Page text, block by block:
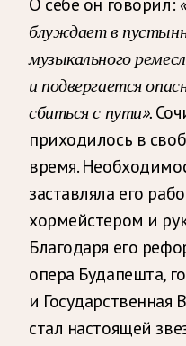
блуждает в
музыкального
и подвергается
сбиться с пути».
приходилось в
время.
заставляла его
хормейстером и
Благодаря его
опера Будапешта,
и Государственная
стал настоящей